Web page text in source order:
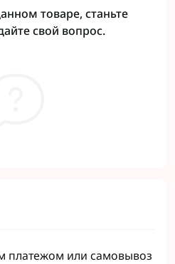
товаре, станьте
свой вопрос.
платежом или самовывоз